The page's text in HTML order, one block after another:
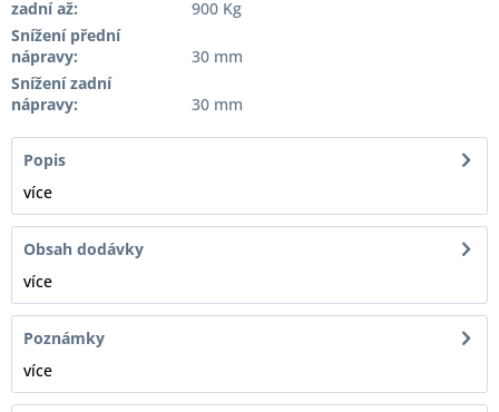
zadní až:
900 Kg
Snížení přední
nápravy:
30 mm
Snížení zadní
nápravy:
30 mm
Popis
více
Obsah dodávky
více
Poznámky
více